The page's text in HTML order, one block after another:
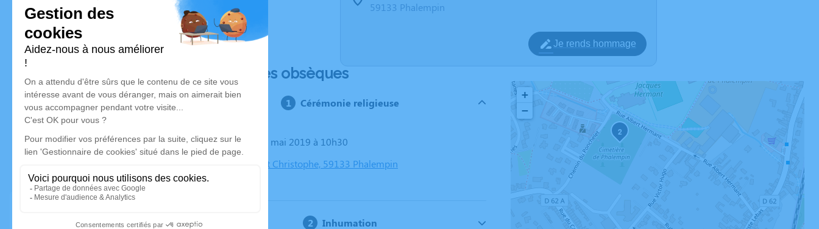
59133 Phalempin
Je rends hommage
Déroulé des obsèques
Cérémonie religieuse
Le jeudi 16 mai 2019 à 10h30
Église Saint Christophe, 59133 Phalempin
Inhumation
2
+
−